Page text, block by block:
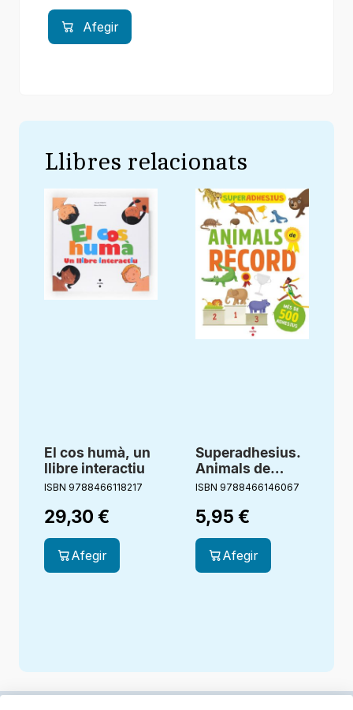
Afegir
Llibres relacionats
El cos humà, un
llibre interactiu
ISBN 9788466118217
29,30 €
Afegir
Superadhesius.
Animals de
Rècord
ISBN 9788466146067
5,95 €
Afegir